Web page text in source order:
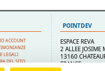
ACCOUNT
LEGALI
DEL SITO
POINTDEV
ESPACE REVA
2 ALLEE JOSIME
13160
FRANCE